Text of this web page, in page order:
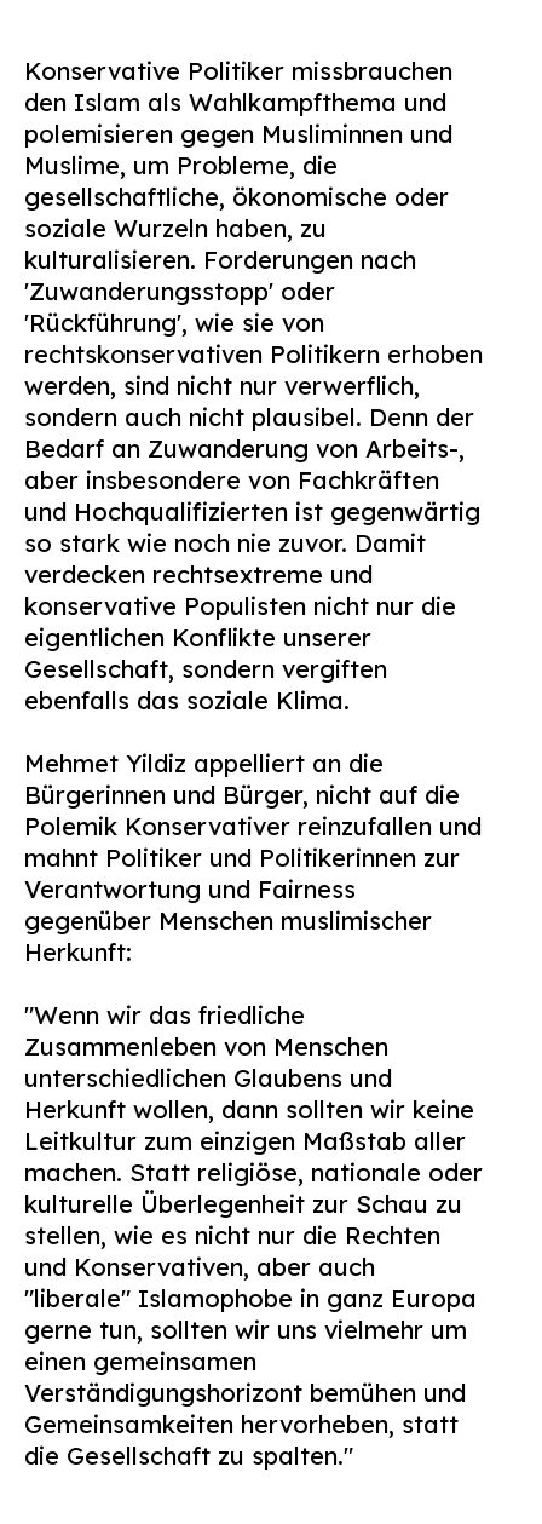
Konservative Politiker missbrauchen
den Islam als Wahlkampfthema und
polemisieren gegen Musliminnen und
Muslime, um Probleme, die
gesellschaftliche, ökonomische oder
soziale Wurzeln haben, zu
kulturalisieren. Forderungen nach
'Zuwanderungsstopp' oder
'Rückführung', wie sie von
rechtskonservativen Politikern erhoben
werden, sind nicht nur verwerflich,
sondern auch nicht plausibel. Denn der
Bedarf an Zuwanderung von Arbeits-,
aber insbesondere von Fachkräften
und Hochqualifizierten ist gegenwärtig
so stark wie noch nie zuvor. Damit
verdecken rechtsextreme und
konservative Populisten nicht nur die
eigentlichen Konflikte unserer
Gesellschaft, sondern vergiften
ebenfalls das soziale Klima.
Mehmet Yildiz appelliert an die
Bürgerinnen und Bürger, nicht auf die
Polemik Konservativer reinzufallen und
mahnt Politiker und Politikerinnen zur
Verantwortung und Fairness
gegenüber Menschen muslimischer
Herkunft:
"Wenn wir das friedliche
Zusammenleben von Menschen
unterschiedlichen Glaubens und
Herkunft wollen, dann sollten wir keine
Leitkultur zum einzigen Maßstab aller
machen. Statt religiöse, nationale oder
kulturelle Überlegenheit zur Schau zu
stellen, wie es nicht nur die Rechten
und Konservativen, aber auch
"liberale" Islamophobe in ganz Europa
gerne tun, sollten wir uns vielmehr um
einen gemeinsamen
Verständigungshorizont bemühen und
Gemeinsamkeiten hervorheben, statt
die Gesellschaft zu spalten."